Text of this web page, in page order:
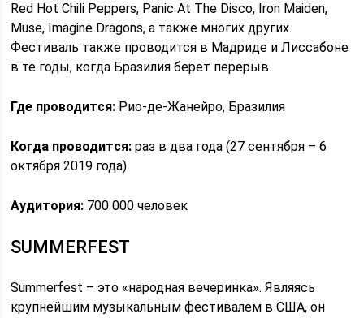
Red Hot Chili Peppers, Panic At The Disco, Iron Maiden,
Muse, Imagine Dragons, а также многих других.
Фестиваль также проводится в Мадриде и Лиссабоне
в те годы, когда Бразилия берет перерыв.
Где проводится: Рио-де-Жанейро, Бразилия
Когда проводится: раз в два года (27 сентября – 6
октября 2019 года)
Аудитория: 700 000 человек
SUMMERFEST
Summerfest – это «народная вечеринка». Являясь
крупнейшим музыкальным фестивалем в США, он